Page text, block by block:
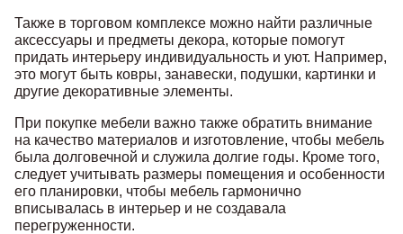
Также в торговом комплексе можно найти различные
аксессуары и предметы декора, которые помогут
придать интерьеру индивидуальность и уют. Например,
это могут быть ковры, занавески, подушки, картинки и
другие декоративные элементы.
При покупке мебели важно также обратить внимание
на качество материалов и изготовление, чтобы мебель
была долговечной и служила долгие годы. Кроме того,
следует учитывать размеры помещения и особенности
его планировки, чтобы мебель гармонично
вписывалась в интерьер и не создавала
перегруженности.